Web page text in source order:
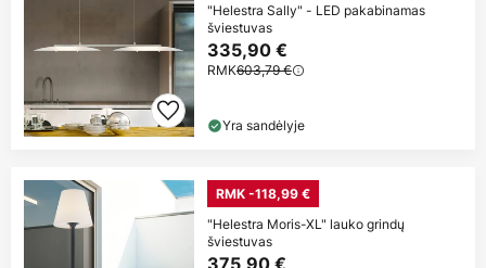
"Helestra Sally" - LED pakabinamas
šviestuvas
335,90 €
RMK603,79 €
Yra sandėlyje
RMK -118,99 €
"Helestra Moris-XL" lauko grindų
šviestuvas